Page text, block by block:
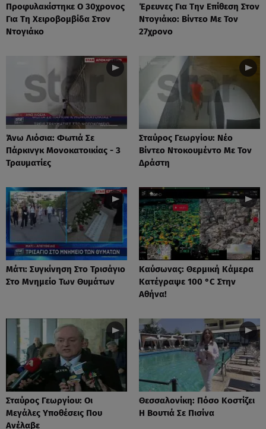
Προφυλακίστηκε Ο 30χρονος
Για Τη Χειροβομβίδα Στον
Ντογιάκο
Έρευνες Για Την Επίθεση Στον
Ντογιάκο: Βίντεο Με Τον
27χρονο
Άνω Λιόσια: Φωτιά Σε
Πάρκινγκ Μονοκατοικίας - 3
Τραυματίες
Σταύρος Γεωργίου: Νέο
Βίντεο Ντοκουμέντο Με Τον
Δράστη
Μάτι: Συγκίνηση Στο Τρισάγιο
Στο Μνημείο Των Θυμάτων
Καύσωνας: Θερμική Κάμερα
Κατέγραψε 100 °C Στην
Αθήνα!
Σταύρος Γεωργίου: Οι
Μεγάλες Υποθέσεις Που
Ανέλαβε
Θεσσαλονίκη: Πόσο Κοστίζει
Η Βουτιά Σε Πισίνα